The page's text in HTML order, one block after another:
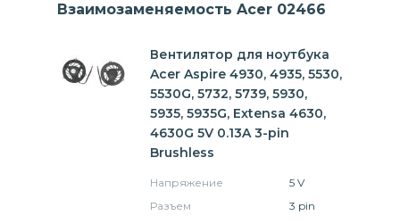
Взаимозаменяемость Acer 02466
Вентилятор для ноутбука
Acer Aspire 4930, 4935, 5530,
5530G, 5732, 5739, 5930,
5935, 5935G, Extensa 4630,
4630G 5V 0.13A 3-pin
Brushless
Напряжение
5 V
Разъем
3 pin